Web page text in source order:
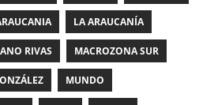
LA ARAUCANÍA
RIVAS MACROZONA SUR
MUNDO